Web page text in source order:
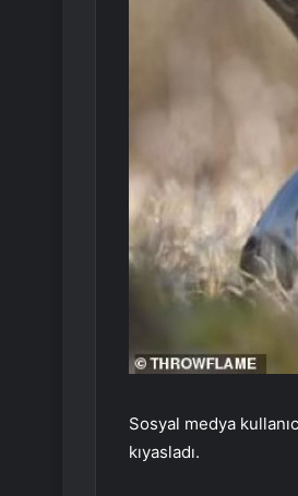
Sosyal medya
kıyasladı.